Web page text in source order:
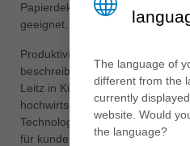
Papierdekore oder
geeignet.
Produktivität, Effizienz, Qualität
beschreiben diese Generation
Leitz in Kürze. Mit dieser
hochwirtschaftlichen
Technologieführerschaft erneut
für kundenorientierte und
The language of
different from the
currently
website. Would
the language?